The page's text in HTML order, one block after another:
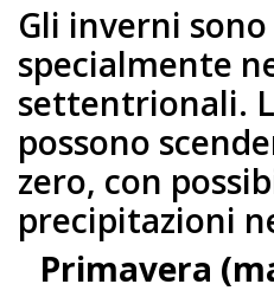
Gli inverni
specialmente
settentrionali.
possono
zero, con
precipitazioni
Primavera